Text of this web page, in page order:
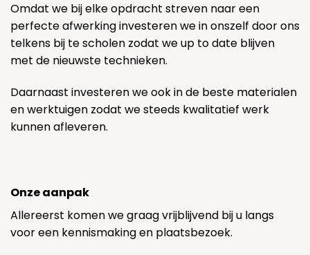
Omdat we bij elke opdracht streven naar een
perfecte afwerking investeren we in onszelf door ons
telkens bij te scholen zodat we up to date blijven
met de nieuwste technieken.
Daarnaast investeren we ook in de beste materialen
en werktuigen zodat we steeds kwalitatief werk
kunnen afleveren.
Onze aanpak
Allereerst komen we graag vrijblijvend bij u langs
voor een kennismaking en plaatsbezoek.